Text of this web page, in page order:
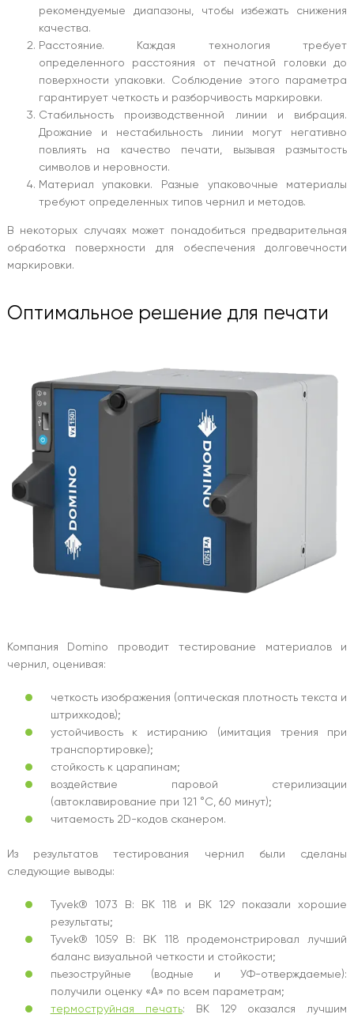
рекомендуемые диапазоны, чтобы избежать снижения
качества.
Расстояние. Каждая технология требует
определенного расстояния от печатной головки до
поверхности упаковки. Соблюдение этого параметра
гарантирует четкость и разборчивость маркировки.
Стабильность производственной линии и вибрация.
Дрожание и нестабильность линии могут негативно
повлиять на качество печати, вызывая размытость
символов и неровности.
Материал упаковки. Разные упаковочные материалы
требуют определенных типов чернил и методов.
В некоторых случаях может понадобиться предварительная
обработка поверхности для обеспечения долговечности
маркировки.
Оптимальное решение для печати
Компания Domino проводит тестирование материалов и
чернил, оценивая:
четкость изображения (оптическая плотность текста и
штрихкодов);
устойчивость к истиранию (имитация трения при
транспортировке);
стойкость к царапинам;
воздействие паровой стерилизации
(автоклавирование при 121 °C, 60 минут);
читаемость 2D-кодов сканером.
Из результатов тестирования чернил были сделаны
следующие выводы:
Tyvek® 1073 B: BK 118 и BK 129 показали хорошие
результаты;
Tyvek® 1059 B: BK 118 продемонстрировал лучший
баланс визуальной четкости и стойкости;
пьезоструйные (водные и УФ-отверждаемые):
получили оценку «A» по всем параметрам;
термоструйная печать: BK 129 оказался лучшим